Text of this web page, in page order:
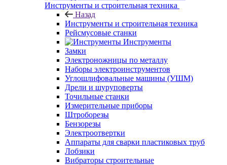
Инструменты и строительная техника
Назад
Инструменты и строительная техника
Рейсмусовые станки
Инструменты
Замки
Электроножницы по металлу
Наборы электроинструментов
Углошлифовальные машины (УШМ)
Дрели и шуруповерты
Точильные станки
Измерительные приборы
Штроборезы
Бензорезы
Электроотвертки
Аппараты для сварки пластиковых труб
Лобзики
Вибраторы строительные